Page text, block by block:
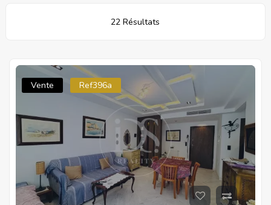
22 Résultats
Vente Ref396a